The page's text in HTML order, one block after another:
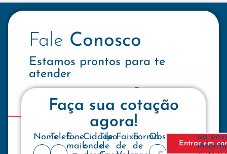
Fale Conosco
Estamos prontos para te
atender
Faça sua cotação
agora!
NomeTelefone
E-
mail:
Cidade
onde
Tipo
de
Faixa
de
Forma
de
Observações
Entrar em
ao